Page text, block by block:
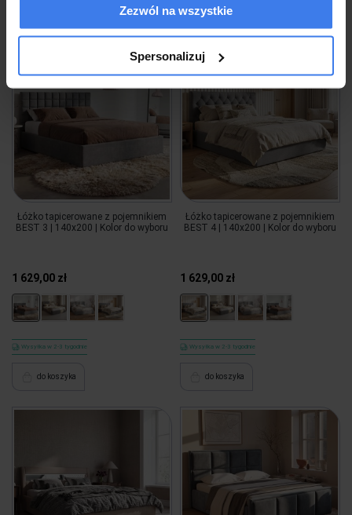
Zezwól na wszystkie
Spersonalizuj
do koszyka
Łóżko tapicerowane z pojemnikiem
BEST 3 | 140x200 | Kolor do wyboru
1 629,00 zł
Wysyłka w 2-3 tygodnie
do koszyka
Łóżko tapicerowane z pojemnikiem
BEST 4 | 140x200 | Kolor do wyboru
1 629,00 zł
Wysyłka w 2-3 tygodnie
do koszyka